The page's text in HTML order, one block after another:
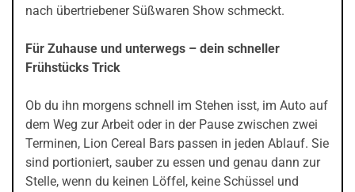
nach übertriebener Süßwaren Show schmeckt.
Für Zuhause und unterwegs – dein schneller
Frühstücks Trick
Ob du ihn morgens schnell im Stehen isst, im Auto auf
dem Weg zur Arbeit oder in der Pause zwischen zwei
Terminen, Lion Cereal Bars passen in jeden Ablauf. Sie
sind portioniert, sauber zu essen und genau dann zur
Stelle, wenn du keinen Löffel, keine Schüssel und